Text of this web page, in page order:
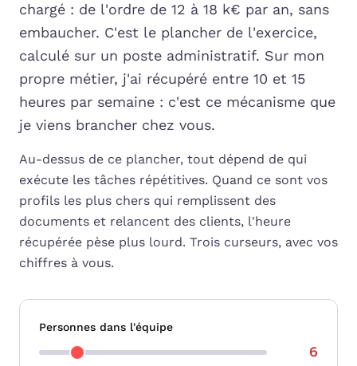
chargé : de l'ordre de 12 à 18 k€ par an, sans
embaucher. C'est le plancher de l'exercice,
calculé sur un poste administratif. Sur mon
propre métier, j'ai récupéré entre 10 et 15
heures par semaine : c'est ce mécanisme que
je viens brancher chez vous.
Au-dessus de ce plancher, tout dépend de qui
exécute les tâches répétitives. Quand ce sont vos
profils les plus chers qui remplissent des
documents et relancent des clients, l'heure
récupérée pèse plus lourd. Trois curseurs, avec vos
chiffres à vous.
Personnes dans l'équipe
6